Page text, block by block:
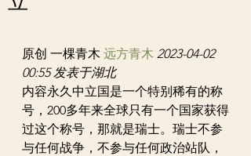
原创 一棵青木 远方青木 2023-04-02
00:55 发表于湖北
内容永久中立国是一个特别稀有的称
号，200多年来全球只有一个国家获得
过这个称号，那就是瑞士。瑞士不参
与任何战争，不参与任何政治站队，